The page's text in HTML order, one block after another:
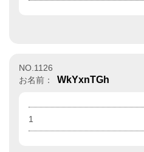
NO.1126
お名前：
WkYxnTGh
1